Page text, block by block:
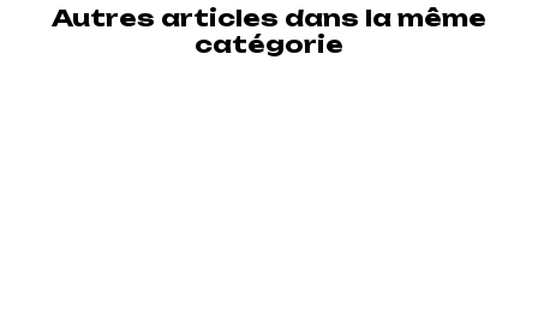
Autres articles dans la même
catégorie